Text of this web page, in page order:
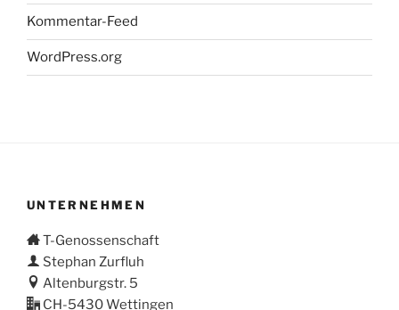
Kommentar-Feed
WordPress.org
UNTERNEHMEN
T-Genossenschaft
Stephan Zurfluh
Altenburgstr. 5
CH-5430 Wettingen